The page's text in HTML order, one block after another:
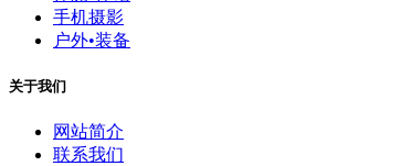
手机摄影
户外•装备
关于我们
网站简介
联系我们